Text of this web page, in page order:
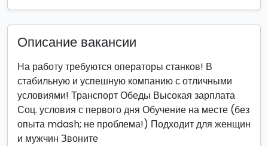
Описание вакансии
На работу требуются операторы станков! В
стабильную и успешную компанию с отличными
условиями! Транспорт Обеды Высокая зарплата
Соц. условия с первого дня Обучение на месте (без
опыта mdash; не проблема!) Подходит для женщин
и мужчин Звоните